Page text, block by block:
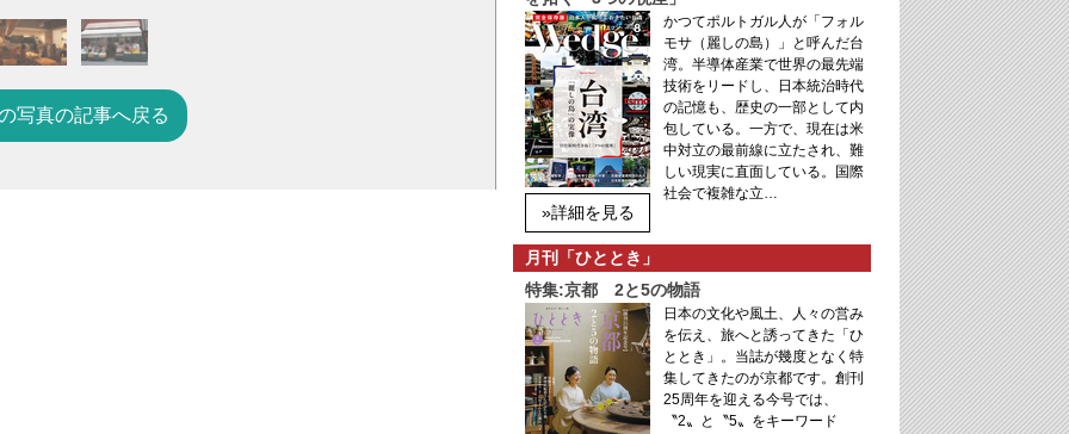
写真の記事へ戻る
»詳細を見る
かつてポルトガル人が「フォル
モサ（麗しの島）」と呼んだ台
湾。半導体産業で世界の最先端
技術をリードし、日本統治時代
の記憶も、歴史の一部として内
包している。一方で、現在は米
中対立の最前線に立たされ、難
しい現実に直面している。国際
社会で複雑な立…
月刊「ひととき」
特集:京都 2と5の物語
日本の文化や風土、人々の営み
を伝え、旅へと誘ってきた「ひ
ととき」。当誌が幾度となく特
集してきたのが京都です。創刊
25周年を迎える今号では、
〝2〟と〝5〟をキーワード